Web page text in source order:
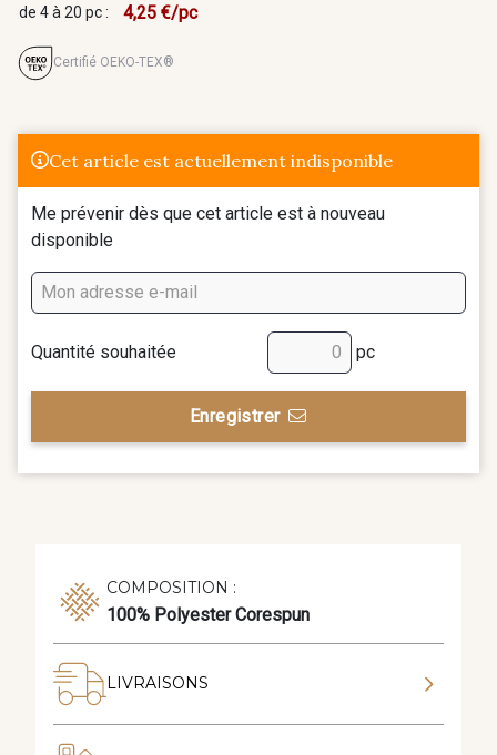
de 4 à 20 pc : 4,25 €/pc
Certifié OEKO-TEX®
Cet article est actuellement indisponible
Me prévenir dès que cet article est à nouveau
disponible
Quantité souhaitée pc
Enregistrer
COMPOSITION :
100% Polyester Corespun
LIVRAISONS